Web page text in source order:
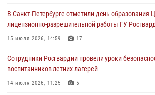
В Выборгском районе наряд Росгвардии
разыскиваемый преступный автотранспорт
05 августа 2026, 12:25 2
Петербургские росгвардейцы обнаружили
автомобиль, ранее использовавшийся при
Ленобласти
В Санкт-Петербурге отметили день образования
лицензионно-разрешительной работы ГУ
15 июля 2026, 14:59 17
Сотрудники Росгвардии провели уроки
воспитанников летних лагерей
14 июля 2026, 11:25 5